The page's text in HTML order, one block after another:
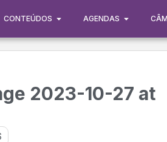
CONTEÚDOS AGENDAS
2023-10-27 at